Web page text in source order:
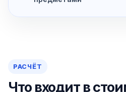
РАСЧЁТ
Что входит в